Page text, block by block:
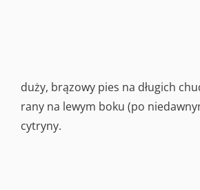
duży, brązowy pies na długich
rany na lewym boku (po
cytryny.